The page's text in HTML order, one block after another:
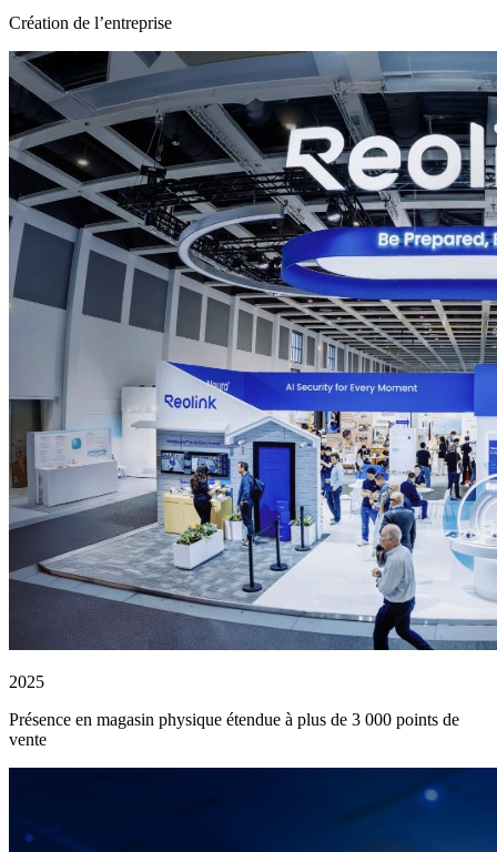
Création de l’entreprise
2025
Présence en magasin physique étendue à plus de 3 000 points de
vente